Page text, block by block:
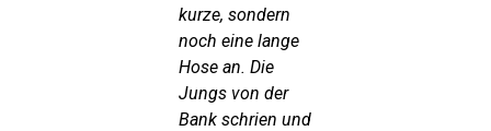
kurze, sondern
noch eine lange
Hose an. Die
Jungs von der
Bank schrien und